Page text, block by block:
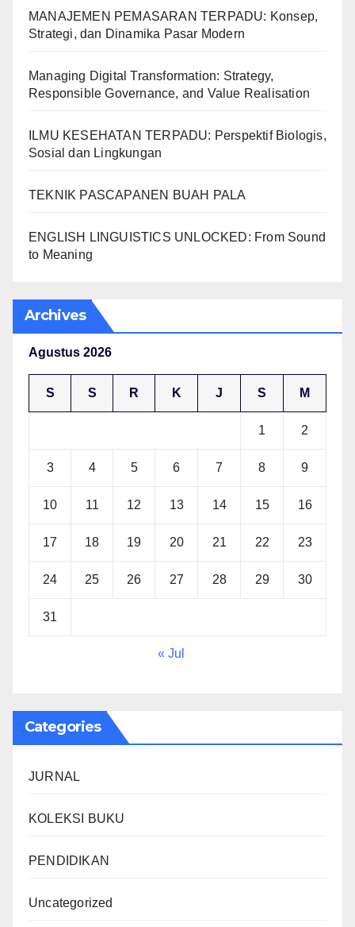
MANAJEMEN PEMASARAN TERPADU: Konsep,
Strategi, dan Dinamika Pasar Modern
Managing Digital Transformation: Strategy,
Responsible Governance, and Value Realisation
ILMU KESEHATAN TERPADU: Perspektif Biologis,
Sosial dan Lingkungan
TEKNIK PASCAPANEN BUAH PALA
ENGLISH LINGUISTICS UNLOCKED: From Sound
to Meaning
Archives
Agustus 2026
S S R K J S M
1 2
3 4 5 6 7 8 9
10 11 12 13 14 15 16
17 18 19 20 21 22 23
24 25 26 27 28 29 30
31
« Jul
Categories
JURNAL
KOLEKSI BUKU
PENDIDIKAN
Uncategorized